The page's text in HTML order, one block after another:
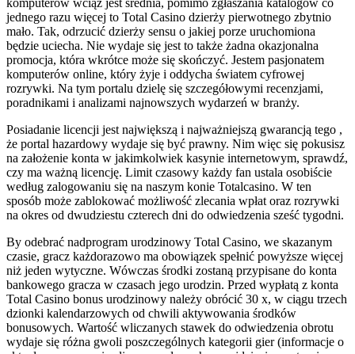
jednego razu więcej to Total Casino dzierży pierwotnego zbytnio
mało. Tak, odrzucić dzierży sensu o jakiej porze uruchomiona
będzie uciecha. Nie wydaje się jest to także żadna okazjonalna
promocja, która wkrótce może się skończyć. Jestem pasjonatem
komputerów online, który żyje i oddycha światem cyfrowej
rozrywki. Na tym portalu dzielę się szczegółowymi recenzjami,
poradnikami i analizami najnowszych wydarzeń w branży.
Posiadanie licencji jest największą i najważniejszą gwarancją tego ,
że portal hazardowy wydaje się być prawny. Nim więc się pokusisz
na założenie konta w jakimkolwiek kasynie internetowym, sprawdź,
czy ma ważną licencję. Limit czasowy każdy fan ustala osobiście
według zalogowaniu się na naszym konie Totalcasino. W ten
sposób może zablokować możliwość zlecania wpłat oraz rozrywki
na okres od dwudziestu czterech dni do odwiedzenia sześć tygodni.
By odebrać nadprogram urodzinowy Total Casino, we skazanym
czasie, gracz każdorazowo ma obowiązek spełnić powyższe więcej
niż jeden wytyczne. Wówczas środki zostaną przypisane do konta
bankowego gracza w czasach jego urodzin. Przed wypłatą z konta
Total Casino bonus urodzinowy należy obrócić 30 x, w ciągu trzech
dzionki kalendarzowych od chwili aktywowania środków
bonusowych. Wartość wliczanych stawek do odwiedzenia obrotu
wydaje się różna gwoli poszczególnych kategorii gier (informacje o